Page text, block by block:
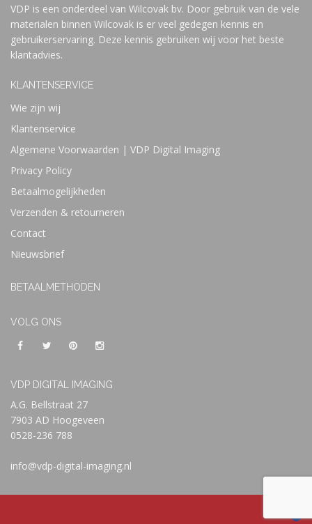
VDP is een onderdeel van Wilcovak bv. Door gebruik van de vele
materialen binnen Wilcovak is er veel gedegen kennis en
gebruikerservaring. Deze kennis gebruiken wij voor het beste
klantadvies.
KLANTENSERVICE
Wie zijn wij
Klantenservice
Algemene Voorwaarden | VDP Digital Imaging
Privacy Policy
Betaalmogelijkheden
Verzenden & retourneren
Contact
Nieuwsbrief
BETAALMETHODEN
VOLG ONS
VDP DIGITAL IMAGING
A.G. Bellstraat 27
7903 AD Hoogeveen
0528-236 788
info@vdp-digital-imaging.nl